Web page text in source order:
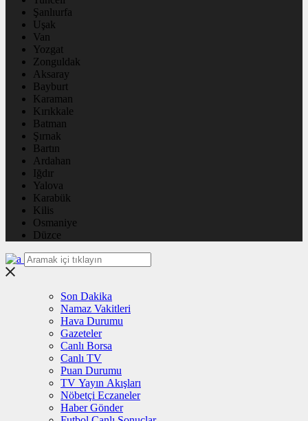
Şanlıurfa
Uşak
Van
Yozgat
Zonguldak
Aksaray
Bayburt
Karaman
Kırıkkale
Batman
Şırnak
Bartın
Ardahan
Iğdır
Yalova
Karabük
Kilis
Osmaniye
Düzce
Son Dakika
Namaz Vakitleri
Hava Durumu
Gazeteler
Canlı Borsa
Canlı TV
Puan Durumu
TV Yayın Akışları
Nöbetçi Eczaneler
Haber Gönder